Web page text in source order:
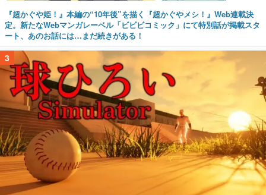
『超かぐや姫！』本編の“10年後”を描く『超かぐやメシ！』Web連載決
定。新たなWebマンガレーベル「ビビビコミック」にて特別話が掲載スタ
ート、あのお話には…まだ続きがある！
3